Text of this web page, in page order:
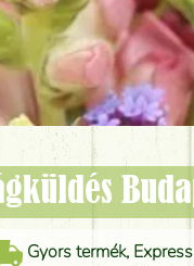
Gyors termék,